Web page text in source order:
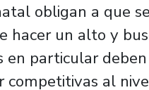
obligan a que
hacer un alto y
en particular
competitivas al